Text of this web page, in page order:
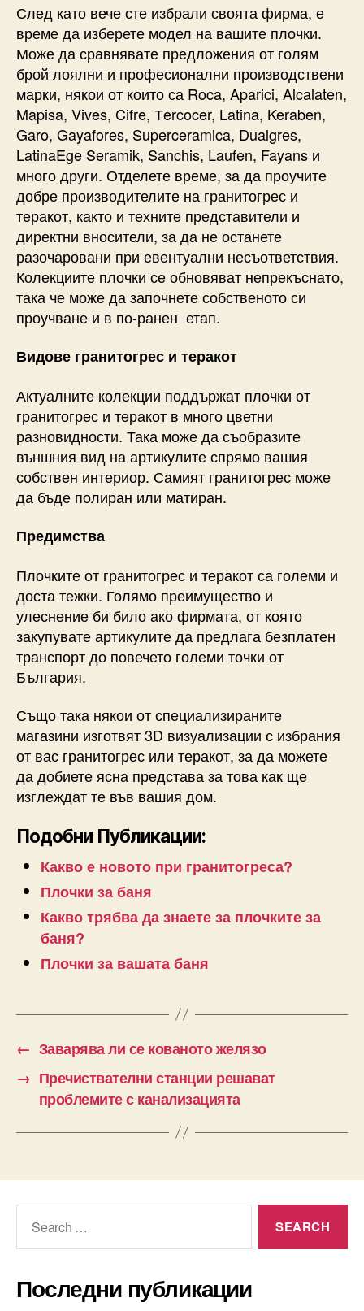
След като вече сте избрали своята фирма, е
време да изберете модел на вашите плочки.
Може да сравнявате предложения от голям
брой лоялни и професионални производствени
марки, някои от които са Roca, Aparici, Alcalaten,
Mapisa, Vives, Cifre, Тercocer, Latina, Keraben,
Garo, Gayafores, Superceramica, Dualgres,
LatinaEge Seramik, Sanchis, Laufen, Fayans и
много други. Отделете време, за да проучите
добре производителите на гранитогрес и
теракот, както и техните представители и
директни вносители, за да не останете
разочаровани при евентуални несъответствия.
Колекциите плочки се обновяват непрекъснато,
така че може да започнете собственото си
проучване и в по-ранен етап.
Видове гранитогрес и теракот
Актуалните колекции поддържат плочки от
гранитогрес и теракот в много цветни
разновидности. Така може да съобразите
външния вид на артикулите спрямо вашия
собствен интериор. Самият гранитогрес може
да бъде полиран или матиран.
Предимства
Плочките от гранитогрес и теракот са големи и
доста тежки. Голямо преимущество и
улеснение би било ако фирмата, от която
закупувате артикулите да предлага безплатен
транспорт до повечето големи точки от
България.
Също така някои от специализираните
магазини изготвят 3D визуализации с избрания
от вас гранитогрес или теракот, за да можете
да добиете ясна представа за това как ще
изглеждат те във вашия дом.
Подобни Публикации:
Какво е новото при гранитогреса?
Плочки за баня
Какво трябва да знаете за плочките за
баня?
Плочки за вашата баня
← Заварява ли се кованото желязо
→ Пречиствателни станции решават
проблемите с канализацията
Последни публикации